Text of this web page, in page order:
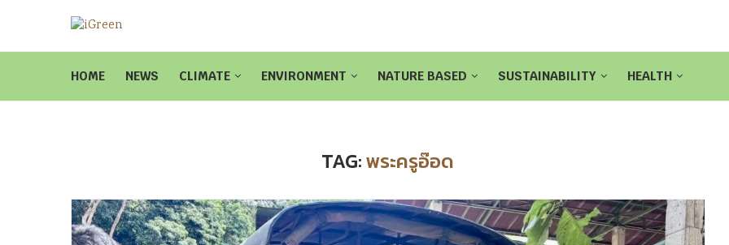
HOME NEWS CLIMATE ENVIRONMENT NATURE BASED SUSTAINABILITY HEALTH
TAG:พระครูอ๊อด